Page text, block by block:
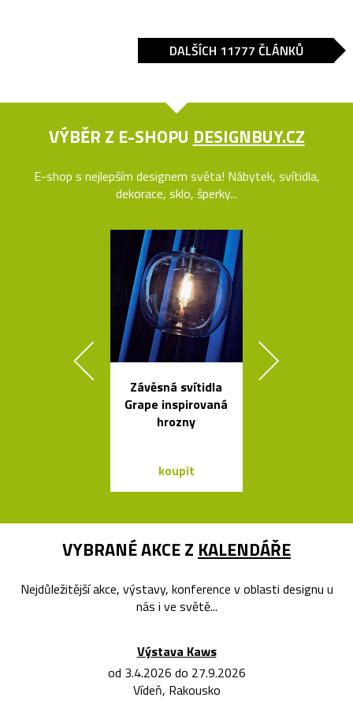
DALŠÍCH 11777 ČLÁNKŮ
VÝBĚR Z E-SHOPU DESIGNBUY.CZ
E-shop s nejlepším designem světa! Nábytek, svítidla,
dekorace, sklo, šperky...
Závěsná svítidla
Grape inspirovaná
hrozny
koupit
VYBRANÉ AKCE Z KALENDÁŘE
Nejdůležitější akce, výstavy, konference v oblasti designu u
nás i ve světě...
Výstava Kaws
od 3.4.2026 do 27.9.2026
Vídeň, Rakousko